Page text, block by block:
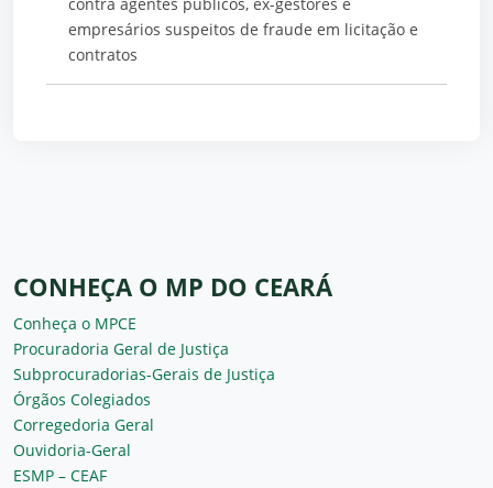
empresários suspeitos de fraude em licitação e
contratos
CONHEÇA O MP DO CEARÁ
Conheça o MPCE
Procuradoria Geral de Justiça
Subprocuradorias-Gerais de Justiça
Órgãos Colegiados
Corregedoria Geral
Ouvidoria-Geral
ESMP – CEAF